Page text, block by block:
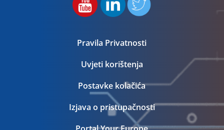
Pravila Privatnosti
Uvjeti korištenja
Postavke kolačića
Izjava o pristupačnosti